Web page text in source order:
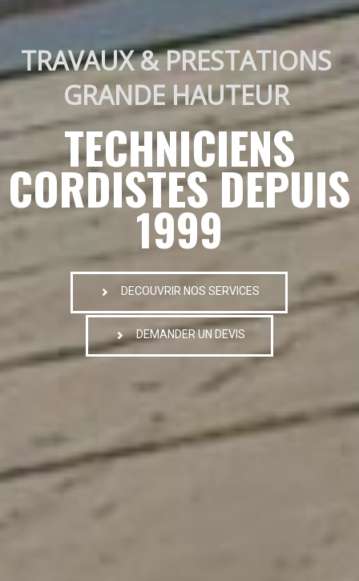
TRAVAUX & PRESTATIONS
GRANDE HAUTEUR
TECHNICIENS
CORDISTES DEPUIS
1999
DECOUVRIR NOS SERVICES
DEMANDER UN DEVIS